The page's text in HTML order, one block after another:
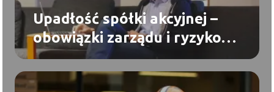
Upadłość spółki akcyjnej –
obowiązki zarządu i ryzyko
odpowiedzialności